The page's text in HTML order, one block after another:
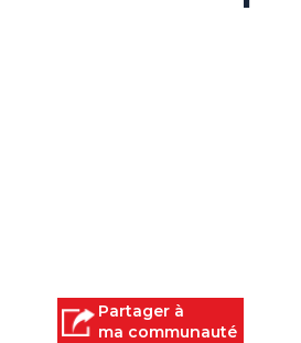
Partager à
ma communauté